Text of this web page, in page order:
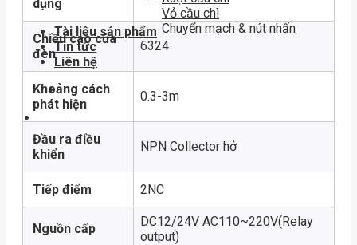
Vỏ cầu chì
Chuyển mạch & nút nhấn
Tài liệu sản phẩm
Tin tức
Liên hệ
dụng
Chiều cao của
đèn
6324
Khoảng cách
phát hiện
0.3-3m
Đầu ra điều
khiển
NPN Collector hở
Tiếp điểm 2NC
Nguồn cấp
DC12/24V AC110~220V(Relay
output)